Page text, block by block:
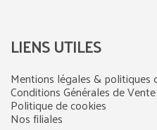
LIENS UTILES
Mentions légales & politiques
Conditions Générales de Vente
Politique de cookies
Nos filiales